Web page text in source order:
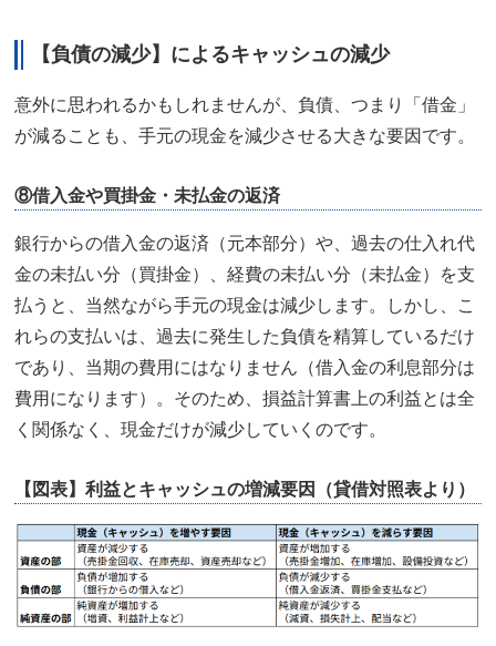
【負債の減少】によるキャッシュの減少
意外に思われるかもしれませんが、負債、つまり「借金」
が減ることも、手元の現金を減少させる大きな要因です。
⑧借入金や買掛金・未払金の返済
銀行からの借入金の返済（元本部分）や、過去の仕入れ代
金の未払い分（買掛金）、経費の未払い分（未払金）を支
払うと、当然ながら手元の現金は減少します。しかし、こ
れらの支払いは、過去に発生した負債を精算しているだけ
であり、当期の費用にはなりません（借入金の利息部分は
費用になります）。そのため、損益計算書上の利益とは全
く関係なく、現金だけが減少していくのです。
【図表】利益とキャッシュの増減要因（貸借対照表より）